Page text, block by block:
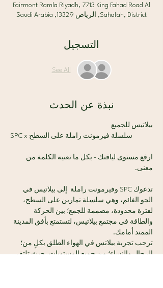
Fairmont Ramla Riyadh, 7713 King Fahad Road Al
Sahafah, District, الرياض 13329, Saudi Arabia
التسجيل
See All
نبذة عن الحدث
بيلاتيس للجميع
ارفع مستوى لياقتك - بكل ما تعنية الكلمة من
معنى.
تدعوك SPC وفيرمونت راملة  إلى بيلاتيس في
الجو الغائم، وهي سلسلة تمارين على السطح،
لفترة محدودة، مصممة للجمع؛ بين الحركة
والطاقة في مجتمع بيلاتيس، لتستمتع بأفق المدينة
الممتد أمامك.
ترحب تجربة بيلاتس في الهواء الطلق بكلٍ من؛
الرجال والنساء؛ من جميع المستويات، حيث تلتقي